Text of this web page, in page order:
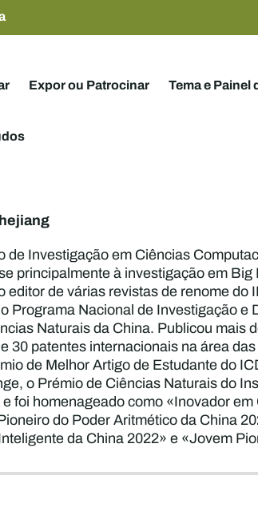
Expor ou Patrocinar Tema e
Investigação em Ciências
principalmente à investigação em
de várias revistas de renome
Programa Nacional de Investigação e
Naturais da China. Publicou mais
30 patentes internacionais na área
de Melhor Artigo de Estudante do
o Prémio de Ciências Naturais do
foi homenageado como «Inovador
do Poder Aritmético da China
da China 2022» e «Jovem